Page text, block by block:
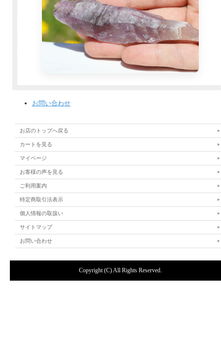
お問い合わせ
お店のトップへ戻る
カートを見る
マイページ
お客様の声を見る
ご利用案内
特定商取引法表示
個人情報の取扱い
サイトマップ
お問い合わせ
Copyright (C) All Rights Reserved.